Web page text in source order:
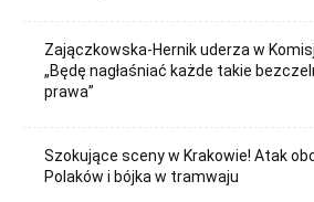
Zajączkowska-Hernik uderza w
„Będę nagłaśniać każde takie
prawa”
Szokujące sceny w Krakowie! Atak
Polaków i bójka w tramwaju